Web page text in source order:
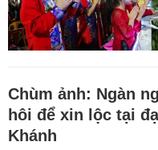
Chùm ảnh: Ngàn
hôi để xin lộc tại
Khánh